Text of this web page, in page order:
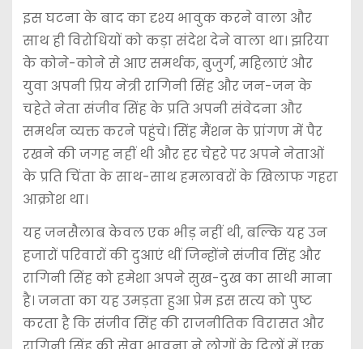
​इस घटना के बाद का दृश्य भावुक करने वाला और
साथ ही विरोधियों को कड़ा संदेश देने वाला था। झरिया
के कोने-कोने से आए समर्थक, बुजुर्ग, महिलाएं और
युवा अपनी प्रिय नेत्री रागिनी सिंह और जन-जन के
चहेते नेता संजीव सिंह के प्रति अपनी संवेदना और
समर्थन व्यक्त करने पहुंचे। सिंह मैंशन के प्रांगण में पैर
रखने की जगह नहीं थी और हर चेहरे पर अपने नेताओं
के प्रति चिंता के साथ-साथ हमलावरों के खिलाफ गहरा
आक्रोश था।
यह जनसैलाब केवल एक भीड़ नहीं थी, बल्कि यह उन
हजारों परिवारों की दुआएं थीं जिन्होंने संजीव सिंह और
रागिनी सिंह को हमेशा अपने सुख-दुख का साथी माना
है। जनता का यह उमड़ता हुआ प्रेम इस सत्य को पुष्ट
करता है कि संजीव सिंह की राजनीतिक विरासत और